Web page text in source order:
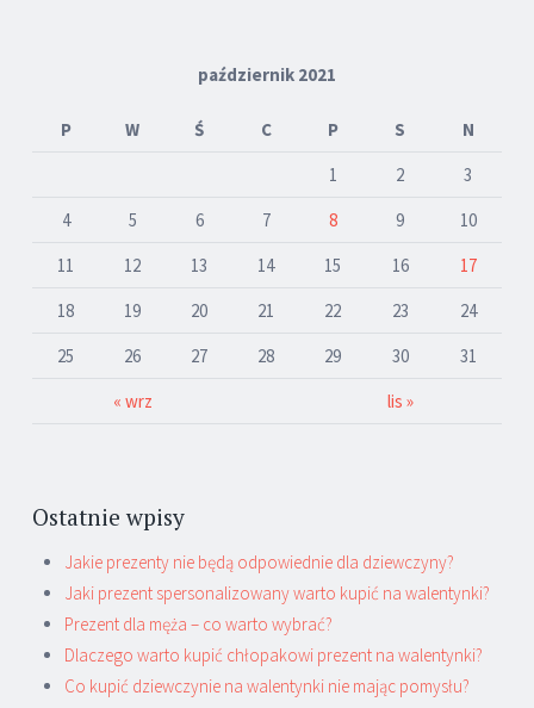
październik 2021
P W Ś C P S N
« wrz lis »
1 2
3
4
5 6 7 8 9
10
11
12 13 14 15 16
17
18
19 20 21 22 23
24
25
26 27 28 29 30 31
Ostatnie wpisy
Jakie prezenty nie będą odpowiednie dla dziewczyny?
Jaki prezent spersonalizowany warto kupić na walentynki?
Prezent dla męża – co warto wybrać?
Dlaczego warto kupić chłopakowi prezent na walentynki?
Co kupić dziewczynie na walentynki nie mając pomysłu?